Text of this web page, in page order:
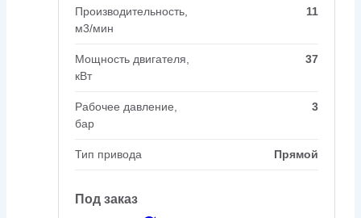
Производительность,
м3/мин
11
Мощность двигателя,
кВт
37
Рабочее давление,
бар
3
Тип привода Прямой
Под заказ